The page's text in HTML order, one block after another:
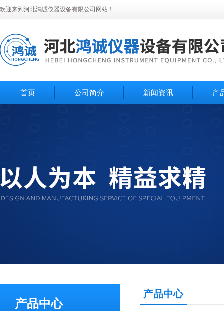
欢迎来到河北鸿诚仪器设备有限公司网站！
首页 公司简介 新闻资讯 产
产品中心
产品中心